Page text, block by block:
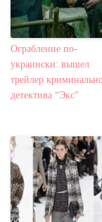
Ограбление по-
украински: вышел
трейлер
детектива “Экс”